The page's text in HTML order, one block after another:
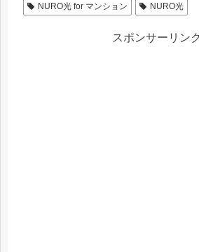
NURO光 for マンション
NURO光
スポンサーリンク